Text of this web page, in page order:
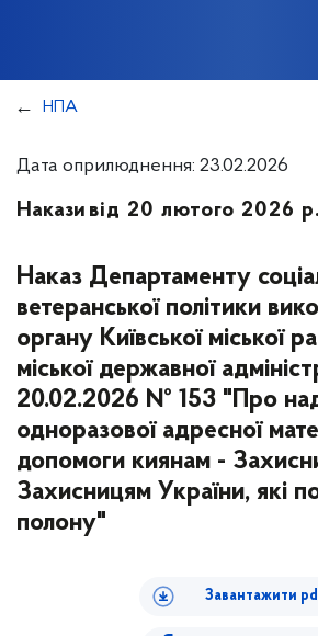
НПА
Дата оприлюднення: 23.02.2026
Накази від 20 лютого 2026
Наказ Департаменту
ветеранської політики
органу Київської міської
міської державної
20.02.2026 № 153 "Про
одноразової адресної
допомоги киянам -
Захисницям України, які
полону"
Завантажити